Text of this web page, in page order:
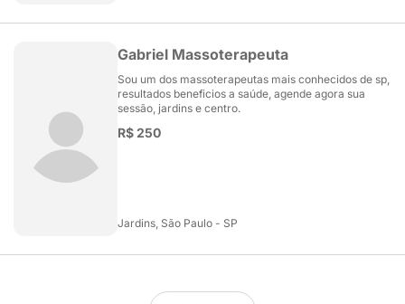
Gabriel Massoterapeuta
Sou um dos massoterapeutas mais conhecidos de sp,
resultados beneficios a saúde, agende agora sua
sessão, jardins e centro.
R$ 250
Jardins, São Paulo - SP